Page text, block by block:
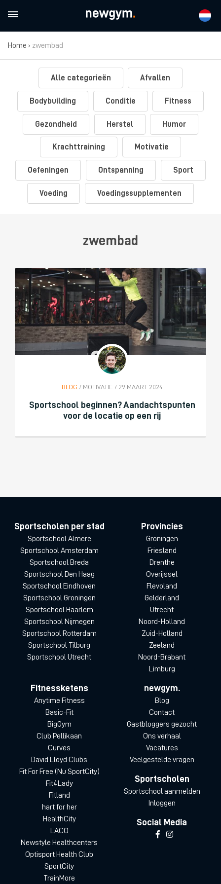
Home › zwembad
Alle categorieën Afvallen
Bodybuilding Conditie Fitness
Gezondheid Herstel Humor
Krachttraining Motivatie
Oefeningen Ontspanning Sport
Voeding Voedingssupplementen
zwembad
BLOG / MOTIVATIE / 29 MAART 2024
Sportschool beginnen? Aandachtspunten
voor de locatie op een rij
Sportscholen per stad
Sportschool Almere
Sportschool Amsterdam
Sportschool Breda
Sportschool Den Haag
Sportschool Eindhoven
Sportschool Groningen
Sportschool Haarlem
Sportschool Nijmegen
Sportschool Rotterdam
Sportschool Tilburg
Sportschool Utrecht
Provincies
Groningen
Friesland
Drenthe
Overijssel
Flevoland
Gelderland
Utrecht
Noord-Holland
Zuid-Holland
Zeeland
Noord-Brabant
Limburg
Fitnessketens
Anytime Fitness
Basic-Fit
BigGym
Club Pellikaan
Curves
David Lloyd Clubs
Fit For Free (Nu SportCity)
Fit4Lady
Fitland
hart for her
HealthCity
LACO
Newstyle Healthcenters
Optisport Health Club
SportCity
TrainMore
newgym.
Blog
Contact
Gastbloggers gezocht
Ons verhaal
Vacatures
Veelgestelde vragen
Sportscholen
Sportschool aanmelden
Inloggen
Social Media